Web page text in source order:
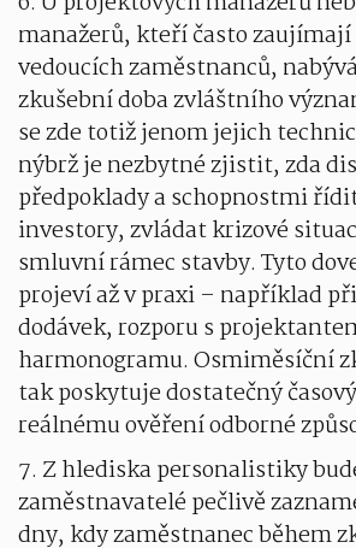
manažerů, kteří často
vedoucích zaměstnanců,
zkušební doba zvláštního
se zde totiž jenom jejich
nýbrž je nezbytné zjistit, zda
předpoklady a schopnostmi
investory, zvládat krizové
smluvní rámec stavby. Tyto
projeví až v praxi – například
dodávek, rozporu s
harmonogramu. Osmiměsíční
tak poskytuje dostatečný
reálnému ověření odborné
7. Z hlediska personalistiky
zaměstnavatelé pečlivě
dny, kdy zaměstnanec během